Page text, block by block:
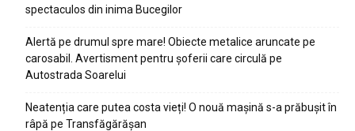
spectaculos din inima Bucegilor
Alertă pe drumul spre mare! Obiecte metalice aruncate pe
carosabil. Avertisment pentru șoferii care circulă pe
Autostrada Soarelui
Neatenția care putea costa vieți! O nouă mașină s-a prăbușit în
râpă pe Transfăgărășan